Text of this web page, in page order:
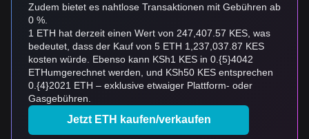
Zudem bietet es nahtlose Transaktionen mit Gebühren ab
0 %.
1 ETH hat derzeit einen Wert von 247,407.57 KES, was
bedeutet, dass der Kauf von 5 ETH 1,237,037.87 KES
kosten würde. Ebenso kann KSh1 KES in 0.{5}4042
ETHumgerechnet werden, und KSh50 KES entsprechen
0.{4}2021 ETH – exklusive etwaiger Plattform- oder
Gasgebühren.
Jetzt ETH kaufen/verkaufen